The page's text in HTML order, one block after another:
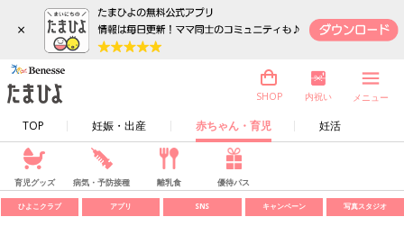
×
TOP 妊娠・出産 赤ちゃん・育児 妊活
SHOP 内祝い メニュー
育児グッズ 病気・予防接種 離乳食 優待パス
ひよこクラブ アプリ SNS キャンペーン 写真スタジオ